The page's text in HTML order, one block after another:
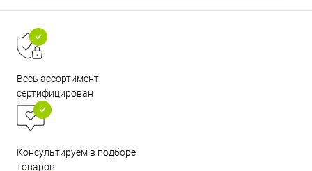
Весь ассортимент
сертифицирован
Консультируем в подборе
товаров